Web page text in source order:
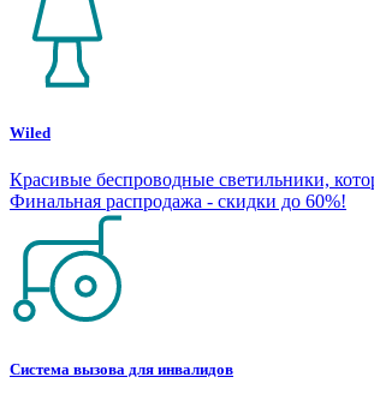
Wiled
Красивые беспроводные светильники,
Финальная распродажа - скидки до 60%!
Система вызова для инвалидов